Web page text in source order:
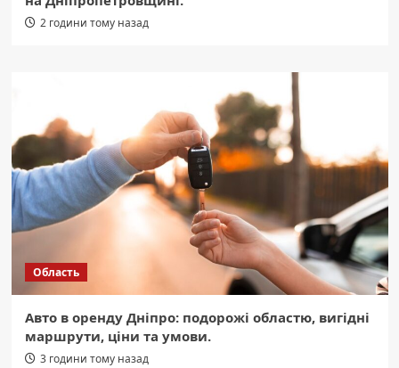
2 години тому назад
Область
Авто в оренду Дніпро: подорожі областю, вигідні
маршрути, ціни та умови.
3 години тому назад